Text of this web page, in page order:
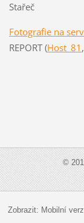
Stařeč
Fotografie na
REPORT (Host_81 ,
©
Zobrazit: Mobilní